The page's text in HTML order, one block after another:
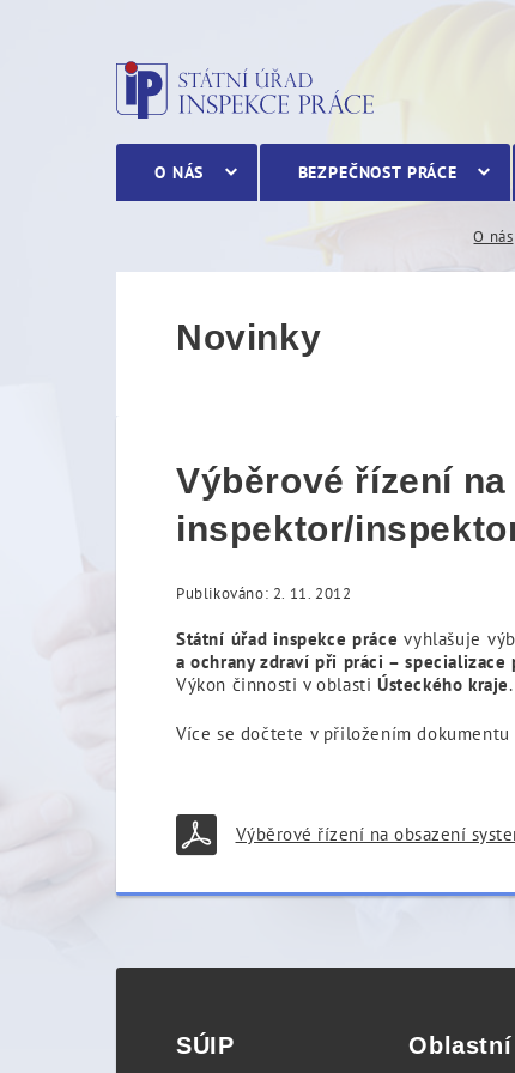
Výběrové řízení na
O NÁS BEZPEČNOST PRÁCE
O nás
Novinky
Výběrové řízení
inspektor/
Publikováno: 2. 11. 2012
Státní úřad inspekce práce vyhlašuje
a ochrany zdraví při práci – specializace
Výkon činnosti v oblasti Ústeckého kraje.
Více se dočtete v přiložením dokumentu
Výběrové řízení na obsazení
SÚIP